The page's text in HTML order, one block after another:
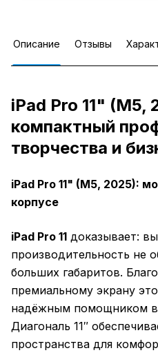
Описание Отзывы
iPad Pro 11" (M5,
компактный
творчества и
iPad Pro 11" (M5, 2025):
корпусе
iPad Pro 11 доказывает:
производительность не
больших габаритов.
премиальному экрану
надёжным помощником в
Диагональ 11″
пространства для